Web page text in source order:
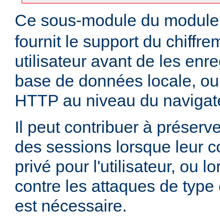
Ce sous-module du
fournit le support du
utilisateur avant de les
base de données locale,
HTTP au niveau du
Il peut contribuer à
des sessions lorsque leur
privé pour l'utilisateur, ou
contre les attaques de
est nécessaire.